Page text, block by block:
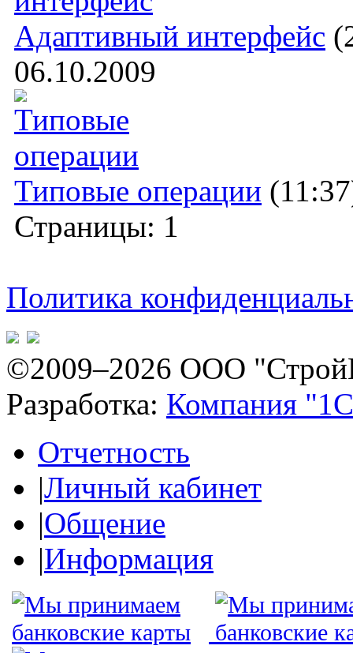
Адаптивный интерфейс
06.10.2009
Типовые операции
Страницы: 1
Политика
©2009–2026 ООО
Разработка: Компания
Отчетность
|Личный кабинет
|Общение
|Информация